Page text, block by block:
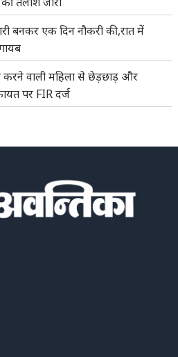
बनकर एक दिन नौकरी की,रात में
करने वाली महिला से छेड़छाड़ और
पर FIR दर्ज